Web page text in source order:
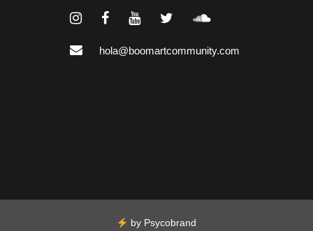
hola@boomartcommunity.com
by Psycobrand